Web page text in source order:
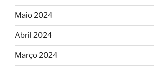
Maio 2024
Abril 2024
Março 2024